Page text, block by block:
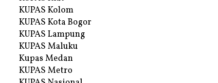
KUPAS Kolom
KUPAS Kota Bogor
KUPAS Lampung
KUPAS Maluku
Kupas Medan
KUPAS Metro